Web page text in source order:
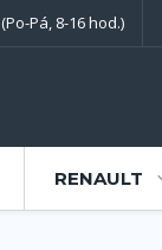
(Po-Pá, 8-16 hod.)
RENAULT